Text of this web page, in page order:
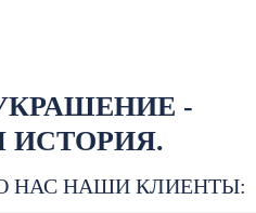
-
ИСТОРИЯ.
НАС НАШИ КЛИЕНТЫ: